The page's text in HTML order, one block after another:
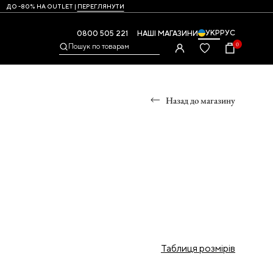
ДО -80% НА OUTLET | ПЕРЕГЛЯНУТИ
0800 505 221 НАШІ МАГАЗИНИ УКР РУС
Пошук по товарам 0
Назад до магазину
Таблиця розмірів